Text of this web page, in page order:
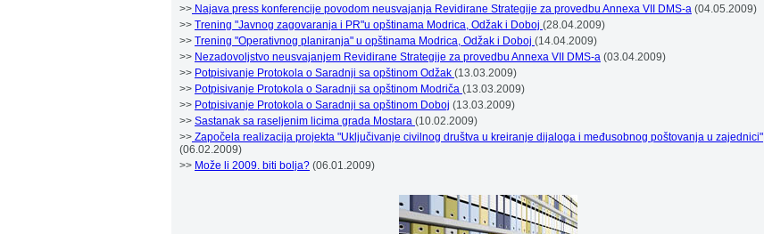
>> Najava press konferencije povodom neusvajanja Revidirane Strategije za provedbu Annexa VII DMS-a (04.05.2009)
>> Trening "Javnog zagovaranja i PR"u opštinama Modrica, Odžak i Doboj (28.04.2009)
>> Trening "Operativnog planiranja" u opštinama Modrica, Odžak i Doboj (14.04.2009)
>> Nezadovoljstvo neusvajanjem Revidirane Strategije za provedbu Annexa VII DMS-a (03.04.2009)
>> Potpisivanje Protokola o Saradnji sa opštinom Odžak (13.03.2009)
>> Potpisivanje Protokola o Saradnji sa opštinom Modriča (13.03.2009)
>> Potpisivanje Protokola o Saradnji sa opštinom Doboj (13.03.2009)
>> Sastanak sa raseljenim licima grada Mostara (10.02.2009)
>> Započela realizacija projekta "Uključivanje civilnog društva u kreiranje dijaloga i međusobnog poštovanja u zajednici"
(06.02.2009)
>> Može li 2009. biti bolja? (06.01.2009)